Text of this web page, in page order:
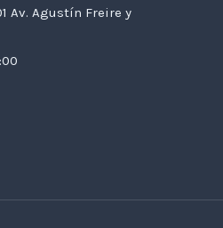
Av. Agustín Freire y